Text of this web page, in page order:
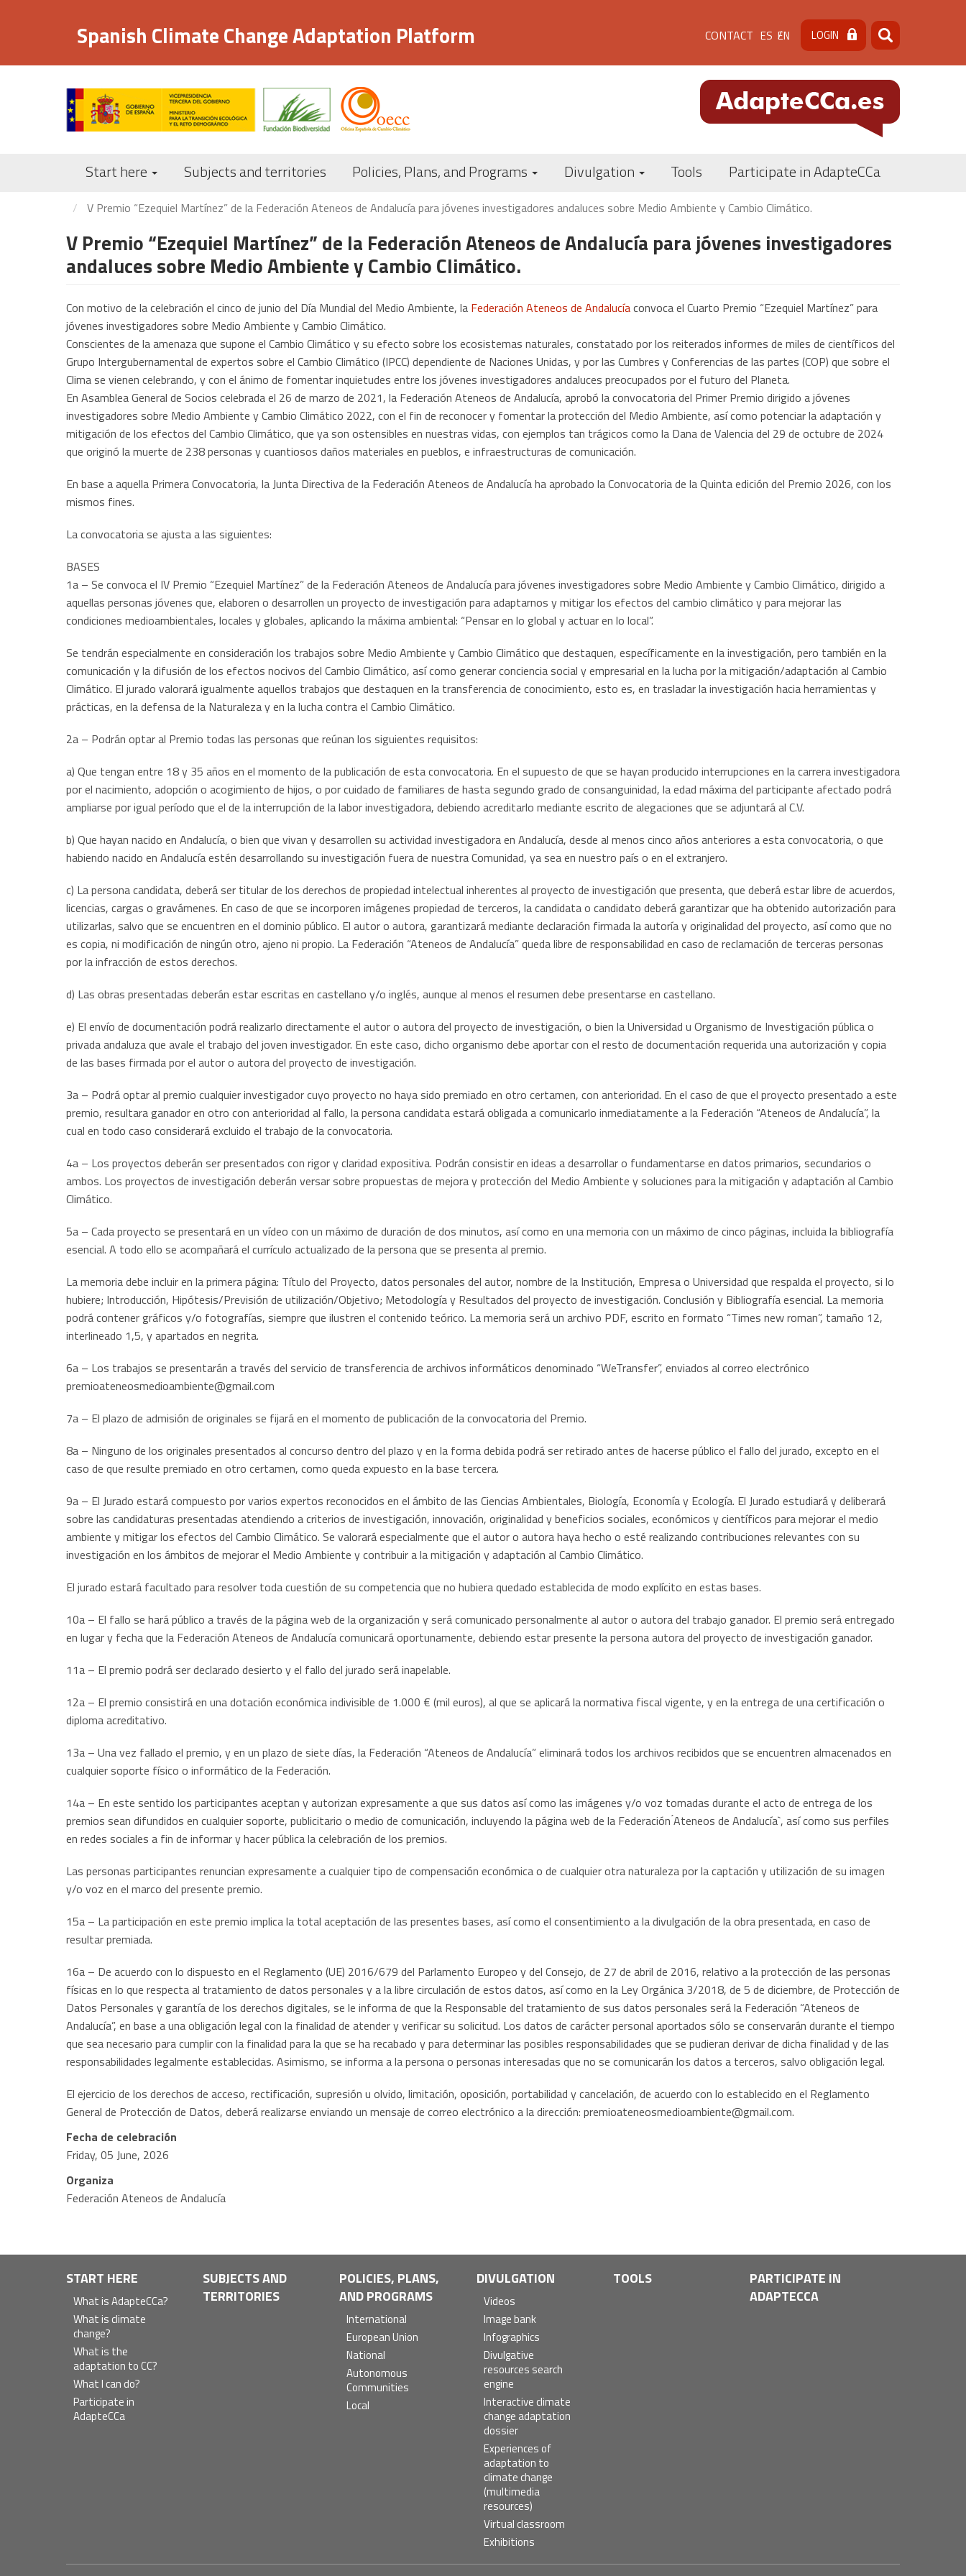
content
Spanish Climate Change Adaptation Platform Menú
de
cabecera
[contacto]
CONTACT ES EN LOGIN Search
Search
Navegación
Start here Subjects and territories Policies, Plans, and Programs Divulgation Tools Participate in AdapteCCa
V Premio “Ezequiel Martínez” de la Federación Ateneos de Andalucía para jóvenes investigadores andaluces sobre Medio Ambiente y Cambio Climático.
V Premio “Ezequiel Martínez” de la Federación Ateneos de Andalucía para jóvenes investigadores
andaluces sobre Medio Ambiente y Cambio Climático.
Con motivo de la celebración el cinco de junio del Día Mundial del Medio Ambiente, la Federación Ateneos de Andalucíaconvoca el Cuarto Premio “Ezequiel Martínez” para
jóvenes investigadores sobre Medio Ambiente y Cambio Climático.
Conscientes de la amenaza que supone el Cambio Climático y su efecto sobre los ecosistemas naturales, constatado por los reiterados informes de miles de científicos del
Grupo Intergubernamental de expertos sobre el Cambio Climático (IPCC) dependiente de Naciones Unidas, y por las Cumbres y Conferencias de las partes (COP) que sobre el
Clima se vienen celebrando, y con el ánimo de fomentar inquietudes entre los jóvenes investigadores andaluces preocupados por el futuro del Planeta.
En Asamblea General de Socios celebrada el 26 de marzo de 2021, la Federación Ateneos de Andalucía, aprobó la convocatoria del Primer Premio dirigido a jóvenes
investigadores sobre Medio Ambiente y Cambio Climático 2022, con el fin de reconocer y fomentar la protección del Medio Ambiente, así como potenciar la adaptación y
mitigación de los efectos del Cambio Climático, que ya son ostensibles en nuestras vidas, con ejemplos tan trágicos como la Dana de Valencia del 29 de octubre de 2024
que originó la muerte de 238 personas y cuantiosos daños materiales en pueblos, e infraestructuras de comunicación.
En base a aquella Primera Convocatoria, la Junta Directiva de la Federación Ateneos de Andalucía ha aprobado la Convocatoria de la Quinta edición del Premio 2026, con los
mismos fines.
La convocatoria se ajusta a las siguientes:
BASES
1a – Se convoca el IV Premio “Ezequiel Martínez” de la Federación Ateneos de Andalucía para jóvenes investigadores sobre Medio Ambiente y Cambio Climático, dirigido a
aquellas personas jóvenes que, elaboren o desarrollen un proyecto de investigación para adaptarnos y mitigar los efectos del cambio climático y para mejorar las
condiciones medioambientales, locales y globales, aplicando la máxima ambiental: “Pensar en lo global y actuar en lo local”.
Se tendrán especialmente en consideración los trabajos sobre Medio Ambiente y Cambio Climático que destaquen, específicamente en la investigación, pero también en la
comunicación y la difusión de los efectos nocivos del Cambio Climático, así como generar conciencia social y empresarial en la lucha por la mitigación/adaptación al Cambio
Climático. El jurado valorará igualmente aquellos trabajos que destaquen en la transferencia de conocimiento, esto es, en trasladar la investigación hacia herramientas y
prácticas, en la defensa de la Naturaleza y en la lucha contra el Cambio Climático.
2a – Podrán optar al Premio todas las personas que reúnan los siguientes requisitos:
a) Que tengan entre 18 y 35 años en el momento de la publicación de esta convocatoria. En el supuesto de que se hayan producido interrupciones en la carrera investigadora
por el nacimiento, adopción o acogimiento de hijos, o por cuidado de familiares de hasta segundo grado de consanguinidad, la edad máxima del participante afectado podrá
ampliarse por igual período que el de la interrupción de la labor investigadora, debiendo acreditarlo mediante escrito de alegaciones que se adjuntará al C.V.
b) Que hayan nacido en Andalucía, o bien que vivan y desarrollen su actividad investigadora en Andalucía, desde al menos cinco años anteriores a esta convocatoria, o que
habiendo nacido en Andalucía estén desarrollando su investigación fuera de nuestra Comunidad, ya sea en nuestro país o en el extranjero.
c) La persona candidata, deberá ser titular de los derechos de propiedad intelectual inherentes al proyecto de investigación que presenta, que deberá estar libre de acuerdos,
licencias, cargas o gravámenes. En caso de que se incorporen imágenes propiedad de terceros, la candidata o candidato deberá garantizar que ha obtenido autorización para
utilizarlas, salvo que se encuentren en el dominio público. El autor o autora, garantizará mediante declaración firmada la autoría y originalidad del proyecto, así como que no
es copia, ni modificación de ningún otro, ajeno ni propio. La Federación “Ateneos de Andalucía” queda libre de responsabilidad en caso de reclamación de terceras personas
por la infracción de estos derechos.
d) Las obras presentadas deberán estar escritas en castellano y/o inglés, aunque al menos el resumen debe presentarse en castellano.
e) El envío de documentación podrá realizarlo directamente el autor o autora del proyecto de investigación, o bien la Universidad u Organismo de Investigación pública o
privada andaluza que avale el trabajo del joven investigador. En este caso, dicho organismo debe aportar con el resto de documentación requerida una autorización y copia
de las bases firmada por el autor o autora del proyecto de investigación.
3a – Podrá optar al premio cualquier investigador cuyo proyecto no haya sido premiado en otro certamen, con anterioridad. En el caso de que el proyecto presentado a este
premio, resultara ganador en otro con anterioridad al fallo, la persona candidata estará obligada a comunicarlo inmediatamente a la Federación “Ateneos de Andalucía”, la
cual en todo caso considerará excluido el trabajo de la convocatoria.
4a – Los proyectos deberán ser presentados con rigor y claridad expositiva. Podrán consistir en ideas a desarrollar o fundamentarse en datos primarios, secundarios o
ambos. Los proyectos de investigación deberán versar sobre propuestas de mejora y protección del Medio Ambiente y soluciones para la mitigación y adaptación al Cambio
Climático.
5a – Cada proyecto se presentará en un vídeo con un máximo de duración de dos minutos, así como en una memoria con un máximo de cinco páginas, incluida la bibliografía
esencial. A todo ello se acompañará el currículo actualizado de la persona que se presenta al premio.
La memoria debe incluir en la primera página: Título del Proyecto, datos personales del autor, nombre de la Institución, Empresa o Universidad que respalda el proyecto, si lo
hubiere; Introducción, Hipótesis/Previsión de utilización/Objetivo; Metodología y Resultados del proyecto de investigación. Conclusión y Bibliografía esencial. La memoria
podrá contener gráficos y/o fotografías, siempre que ilustren el contenido teórico. La memoria será un archivo PDF, escrito en formato “Times new roman”, tamaño 12,
interlineado 1,5, y apartados en negrita.
6a – Los trabajos se presentarán a través del servicio de transferencia de archivos informáticos denominado “WeTransfer”, enviados al correo electrónico
premioateneosmedioambiente@gmail.com
7a – El plazo de admisión de originales se fijará en el momento de publicación de la convocatoria del Premio.
8a – Ninguno de los originales presentados al concurso dentro del plazo y en la forma debida podrá ser retirado antes de hacerse público el fallo del jurado, excepto en el
caso de que resulte premiado en otro certamen, como queda expuesto en la base tercera.
9a – El Jurado estará compuesto por varios expertos reconocidos en el ámbito de las Ciencias Ambientales, Biología, Economía y Ecología. El Jurado estudiará y deliberará
sobre las candidaturas presentadas atendiendo a criterios de investigación, innovación, originalidad y beneficios sociales, económicos y científicos para mejorar el medio
ambiente y mitigar los efectos del Cambio Climático. Se valorará especialmente que el autor o autora haya hecho o esté realizando contribuciones relevantes con su
investigación en los ámbitos de mejorar el Medio Ambiente y contribuir a la mitigación y adaptación al Cambio Climático.
El jurado estará facultado para resolver toda cuestión de su competencia que no hubiera quedado establecida de modo explícito en estas bases.
10a – El fallo se hará público a través de la página web de la organización y será comunicado personalmente al autor o autora del trabajo ganador. El premio será entregado
en lugar y fecha que la Federación Ateneos de Andalucía comunicará oportunamente, debiendo estar presente la persona autora del proyecto de investigación ganador.
11a – El premio podrá ser declarado desierto y el fallo del jurado será inapelable.
12a – El premio consistirá en una dotación económica indivisible de 1.000 € (mil euros), al que se aplicará la normativa fiscal vigente, y en la entrega de una certificación o
diploma acreditativo.
13a – Una vez fallado el premio, y en un plazo de siete días, la Federación “Ateneos de Andalucía” eliminará todos los archivos recibidos que se encuentren almacenados en
cualquier soporte físico o informático de la Federación.
14a – En este sentido los participantes aceptan y autorizan expresamente a que sus datos así como las imágenes y/o voz tomadas durante el acto de entrega de los
premios sean difundidos en cualquier soporte, publicitario o medio de comunicación, incluyendo la página web de la Federación ́Ateneos de Andalucía`, así como sus perfiles
en redes sociales a fin de informar y hacer pública la celebración de los premios.
Las personas participantes renuncian expresamente a cualquier tipo de compensación económica o de cualquier otra naturaleza por la captación y utilización de su imagen
y/o voz en el marco del presente premio.
15a – La participación en este premio implica la total aceptación de las presentes bases, así como el consentimiento a la divulgación de la obra presentada, en caso de
resultar premiada.
16a – De acuerdo con lo dispuesto en el Reglamento (UE) 2016/679 del Parlamento Europeo y del Consejo, de 27 de abril de 2016, relativo a la protección de las personas
físicas en lo que respecta al tratamiento de datos personales y a la libre circulación de estos datos, así como en la Ley Orgánica 3/2018, de 5 de diciembre, de Protección de
Datos Personales y garantía de los derechos digitales, se le informa de que la Responsable del tratamiento de sus datos personales será la Federación “Ateneos de
Andalucía”, en base a una obligación legal con la finalidad de atender y verificar su solicitud. Los datos de carácter personal aportados sólo se conservarán durante el tiempo
que sea necesario para cumplir con la finalidad para la que se ha recabado y para determinar las posibles responsabilidades que se pudieran derivar de dicha finalidad y de las
responsabilidades legalmente establecidas. Asimismo, se informa a la persona o personas interesadas que no se comunicarán los datos a terceros, salvo obligación legal.
El ejercicio de los derechos de acceso, rectificación, supresión u olvido, limitación, oposición, portabilidad y cancelación, de acuerdo con lo establecido en el Reglamento
General de Protección de Datos, deberá realizarse enviando un mensaje de correo electrónico a la dirección: premioateneosmedioambiente@gmail.com.
Fecha de celebración
Friday, 05 June, 2026
Organiza
Federación Ateneos de Andalucía
Navegación
principal
START HERE
What is AdapteCCa?
What is climate
change?
What is the
adaptation to CC?
What I can do?
Participate in
AdapteCCa
SUBJECTS AND
TERRITORIES
POLICIES, PLANS,
AND PROGRAMS
International
European Union
National
Autonomous
Communities
Local
DIVULGATION
Videos
Image bank
Infographics
Divulgative
resources search
engine
Interactive climate
change adaptation
dossier
Experiences of
adaptation to
climate change
(multimedia
resources)
Virtual classroom
Exhibitions
TOOLS
PARTICIPATE IN
ADAPTECCA